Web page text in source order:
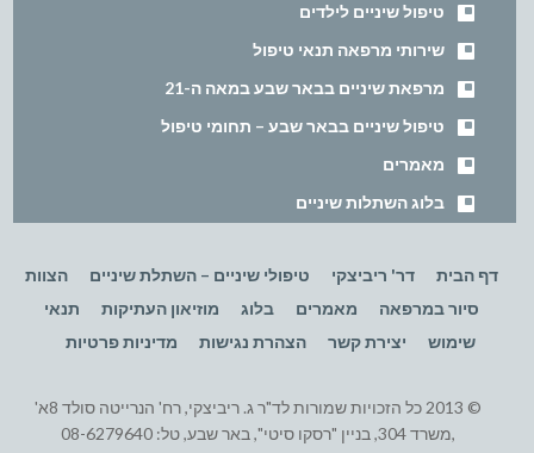
טיפול שיניים לילדים
שירותי מרפאה תנאי טיפול
מרפאת שיניים בבאר שבע במאה ה-21
טיפול שיניים בבאר שבע – תחומי טיפול
מאמרים
בלוג השתלות שיניים
דף הבית דר' ריביצקי טיפולי שיניים – השתלת שיניים
הצוות
סיור במרפאה
מאמרים בלוג מוזיאון העתיקות
תנאי
שימוש
יצירת קשר הצהרת נגישות מדיניות פרטיות
© 2013 כל הזכויות שמורות לד"ר ג. ריביצקי, רח' הנרייטה סולד 8א'
,משרד 304, בניין "רסקו סיטי", באר שבע, טל: 08-6279640